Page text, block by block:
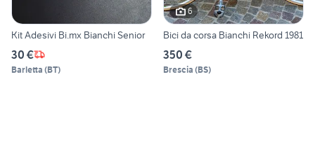
Kit Adesivi Bi.mx Bianchi Senior
30 €
Barletta (BT)
6
Bici da corsa Bianchi Rekord 1981
350 €
Brescia (BS)